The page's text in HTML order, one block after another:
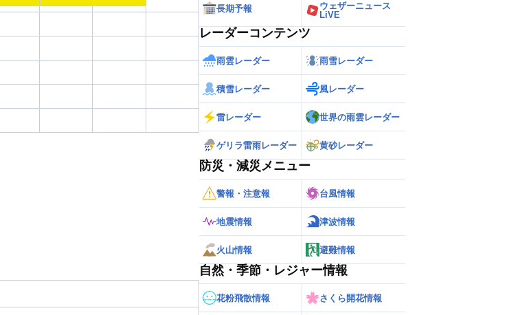
長期予報
ウェザーニュース
LiVE
レーダーコンテンツ
雨雲レーダー 雨雪レーダー
積雪レーダー 風レーダー
雷レーダー 世界の雨雲レーダー
ゲリラ雷雨レーダー 黄砂レーダー
防災・減災メニュー
警報・注意報 台風情報
地震情報 津波情報
火山情報 避難情報
自然・季節・レジャー情報
花粉飛散情報 さくら開花情報